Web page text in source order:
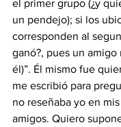
el primer grupo (¿y
un pendejo); si los
corresponden al
ganó?, pues un
él)”. Él mismo fue
me escribió para
no reseñaba yo en
amigos. Quiero